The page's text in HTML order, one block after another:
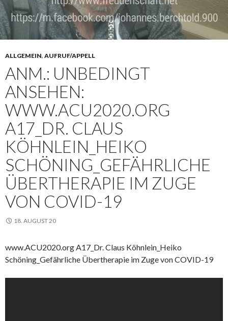
ALLGEMEIN, AUFRUF/APPELL
ANM.: UNBEDINGT
ANSEHEN:
WWW.ACU2020.ORG
A17_DR. CLAUS
KÖHNLEIN_HEIKO
SCHÖNING_GEFÄHRLICHE
ÜBERTHERAPIE IM ZUGE
VON COVID-19
18. AUGUST 20
www.ACU2020.org A17_Dr. Claus Köhnlein_Heiko
Schöning_Gefährliche Übertherapie im Zuge von COVID-19